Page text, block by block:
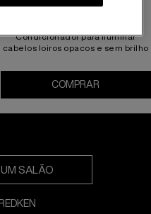
Bright Shampoo 300ml
Condicionador para iluminar
cabelos loiros opacos e sem brilho
COMPRAR
SALÃO